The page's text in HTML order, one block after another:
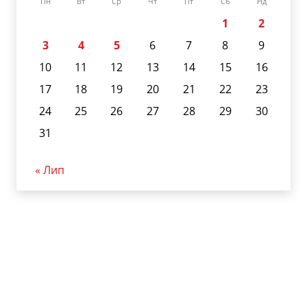
1
2
3
4 5 6 7 8
9
10
11 12 13 14 15
16
17
18 19 20 21 22
23
24
25 26 27 28 29
30
31
« Лип